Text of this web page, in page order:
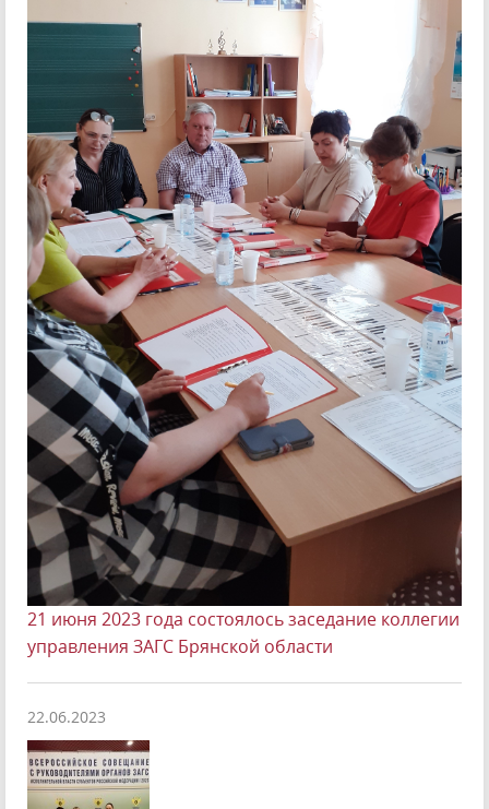
21 июня 2023 года состоялось заседание коллегии
управления ЗАГС Брянской области
22.06.2023